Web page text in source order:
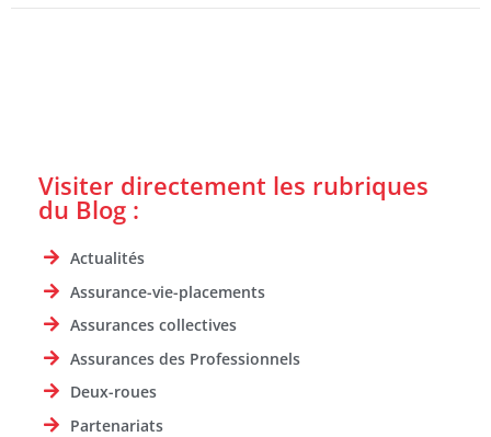
Visiter directement les rubriques
du Blog :
Actualités
Assurance-vie-placements
Assurances collectives
Assurances des Professionnels
Deux-roues
Partenariats